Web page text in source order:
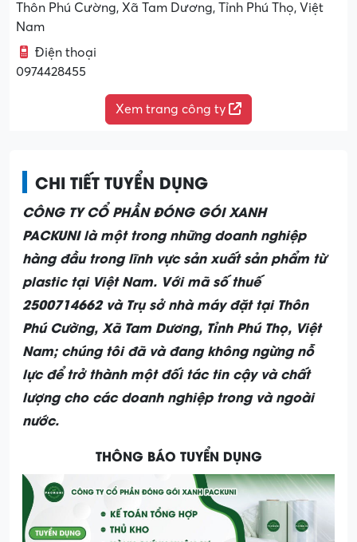
Thôn Phú Cường, Xã Tam Dương, Tỉnh Phú Thọ, Việt
Nam
Điện thoại
0974428455
Xem trang công ty
CHI TIẾT TUYỂN DỤNG
CÔNG TY CỔ PHẦN ĐÓNG GÓI XANH
PACKUNIlà một trong những doanh nghiệp
hàng đầu trong lĩnh vực sản xuất sản phẩm từ
plastic tại Việt Nam. Với mã số thuế
2500714662 và Trụ sở nhà máy đặt tại Thôn
Phú Cường, Xã Tam Dương, Tỉnh Phú Thọ, Việt
Nam; chúng tôi đã và đang không ngừng nỗ
lực để trở thành một đối tác tin cậy và chất
lượng cho các doanh nghiệp trong và ngoài
nước.
THÔNG BÁO TUYỂN DỤNG